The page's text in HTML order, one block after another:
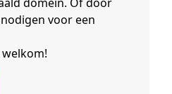
voor een